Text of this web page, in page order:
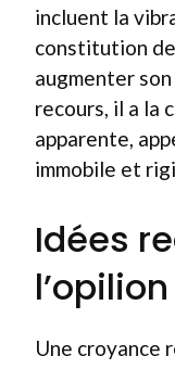
incluent la
constitution
augmenter
recours, il a la
apparente,
immobile et
Idées
l’opilion
Une croyance